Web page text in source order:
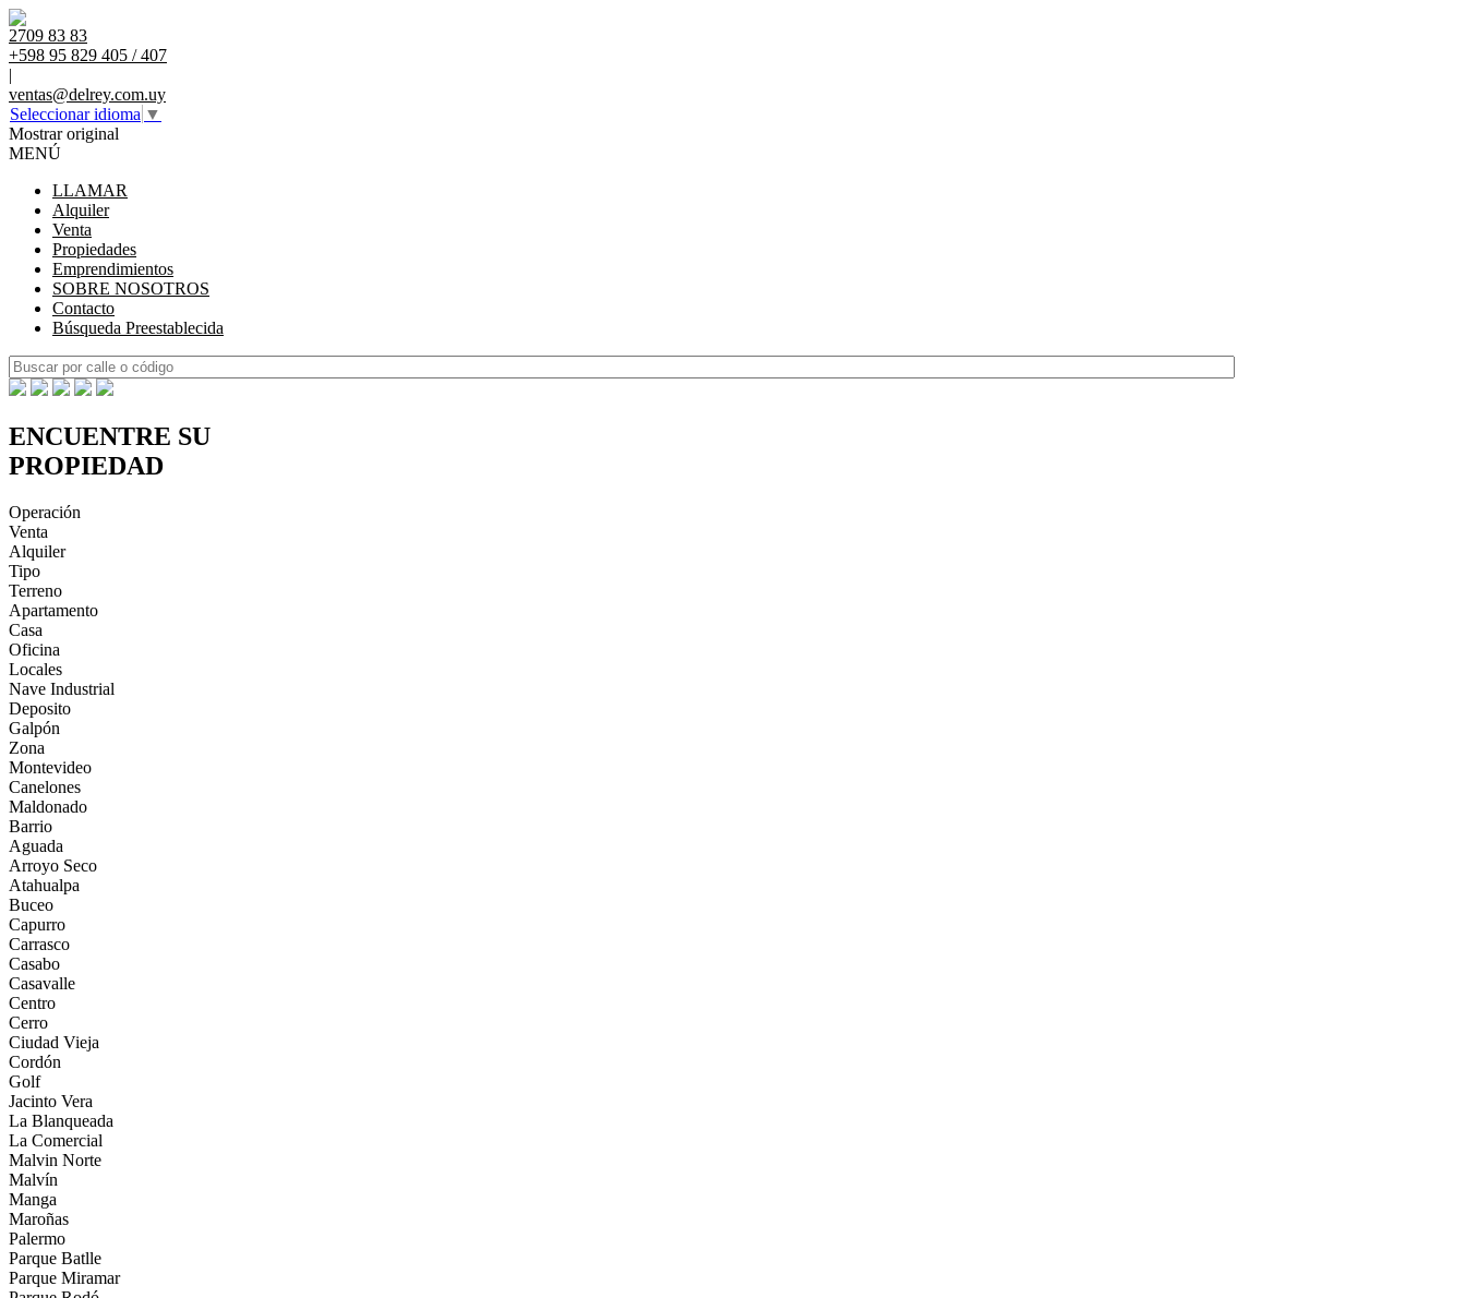
2709 83 83
+598 95 829 405 / 407
|
ventas@delrey.com.uy
Seleccionar idioma ▼
Mostrar original
MENÚ
LLAMAR
Alquiler
Venta
Propiedades
Emprendimientos
SOBRE NOSOTROS
Contacto
Búsqueda Preestablecida
ENCUENTRE SU
PROPIEDAD
Operación
Venta
Alquiler
Tipo
Terreno
Apartamento
Casa
Oficina
Locales
Nave Industrial
Deposito
Galpón
Zona
Montevideo
Canelones
Maldonado
Barrio
Aguada
Arroyo Seco
Atahualpa
Buceo
Capurro
Carrasco
Casabo
Casavalle
Centro
Cerro
Ciudad Vieja
Cordón
Golf
Jacinto Vera
La Blanqueada
La Comercial
Malvin Norte
Malvín
Manga
Maroñas
Palermo
Parque Batlle
Parque Miramar